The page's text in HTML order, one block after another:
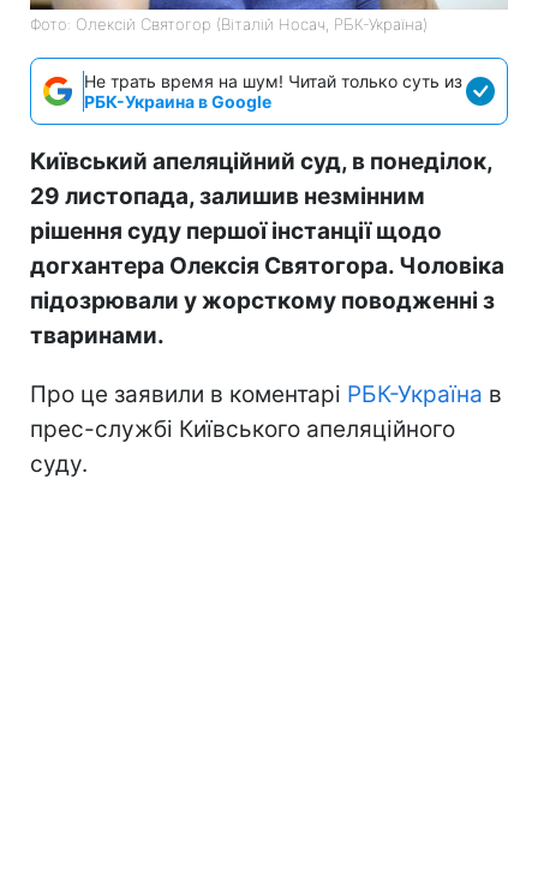
Фото: Олексій Святогор (Віталій Носач, РБК-Україна)
Не трать время на шум! Читай только суть из
РБК-Украина в Google
Київський апеляційний суд, в понеділок,
29 листопада, залишив незмінним
рішення суду першої інстанції щодо
догхантера Олексія Святогора. Чоловіка
підозрювали у жорсткому поводженні з
тваринами.
Про це заявили в коментарі РБК-Україна в
прес-службі Київського апеляційного
суду.